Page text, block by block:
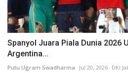
Spanyol Juara Piala Dunia 2026
Argentina...
Putu Ugram Swadharma Jul 20, 2026 DKI